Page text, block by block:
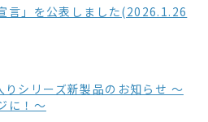
言」を公表しました(2026.1.26
シリーズ新製品のお知らせ ～
に！～